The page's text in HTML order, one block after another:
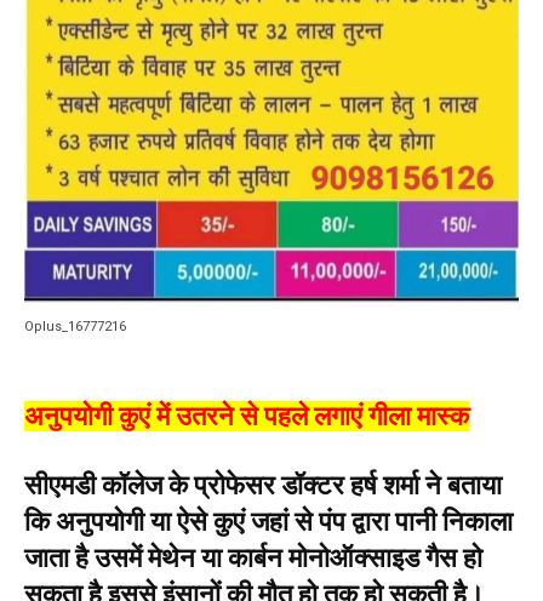
Oplus_16777216
अनुपयोगी कुएं में उतरने से पहले लगाएं गीला मास्क
सीएमडी कॉलेज के प्रोफेसर डॉक्टर हर्ष शर्मा ने बताया
कि अनुपयोगी या ऐसे कुएं जहां से पंप द्वारा पानी निकाला
जाता है उसमें मेथेन या कार्बन मोनोऑक्साइड गैस हो
सकता है इससे इंसानों की मौत हो तक हो सकती है।